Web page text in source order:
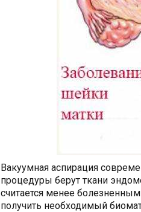
Вакуумная аспирация
процедуры берут ткани
считается менее
получить необходимый